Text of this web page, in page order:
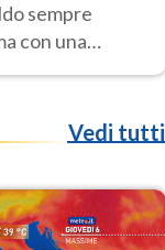
sempre
con una
tra il 7
Vedi tutti